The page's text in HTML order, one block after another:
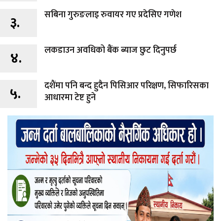
३. सबिना गुरुङलाइ रुवायर गए प्रदेसिए गणेश
४. लकडाउन अवधिको बैंक ब्याज छुट दिनुपर्छ
५.
दशैंमा पनि बन्द हुदैन पिसिआर परिक्षण, सिफारिसका
आधारमा टेष्ट हुने